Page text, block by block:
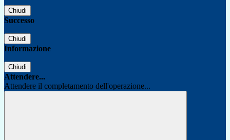
Chiudi
Successo
Chiudi
Informazione
Chiudi
Attendere...
Attendere il completamento dell'operazione...